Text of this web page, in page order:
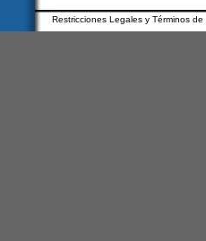
Restricciones Legales y Términos de